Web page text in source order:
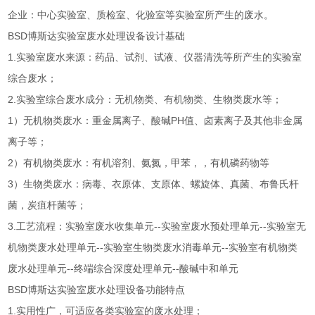
企业：中心实验室、质检室、化验室等实验室所产生的废水。
BSD博斯达实验室废水处理设备设计基础
1.实验室废水来源：药品、试剂、试液、仪器清洗等所产生的实验室
综合废水；
2.实验室综合废水成分：无机物类、有机物类、生物类废水等；
1）无机物类废水：重金属离子、酸碱PH值、卤素离子及其他非金属
离子等；
2）有机物类废水：有机溶剂、氨氮，甲苯，，有机磷药物等
3）生物类废水：病毒、衣原体、支原体、螺旋体、真菌、布鲁氏杆
菌，炭疽杆菌等；
3.工艺流程：实验室废水收集单元--实验室废水预处理单元--实验室无
机物类废水处理单元--实验室生物类废水消毒单元--实验室有机物类
废水处理单元--终端综合深度处理单元--酸碱中和单元
BSD博斯达实验室废水处理设备功能特点
1.实用性广，可适应各类实验室的废水处理；